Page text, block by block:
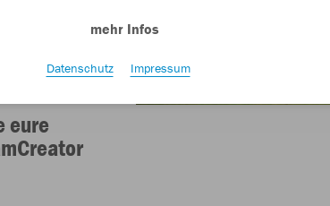
eure
mehr Infos
Datenschutz Impressum